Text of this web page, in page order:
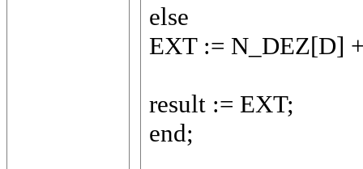
else
EXT := N_DEZ[D]
result := EXT;
end;